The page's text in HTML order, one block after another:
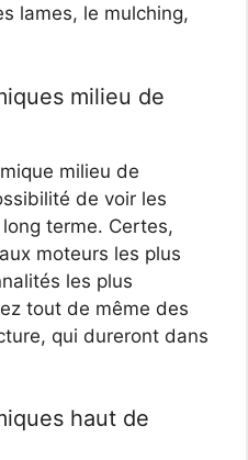
lames, le mulching,
milieu de
milieu de
de voir les
terme. Certes,
moteurs les plus
les plus
tout de même des
qui dureront dans
haut de